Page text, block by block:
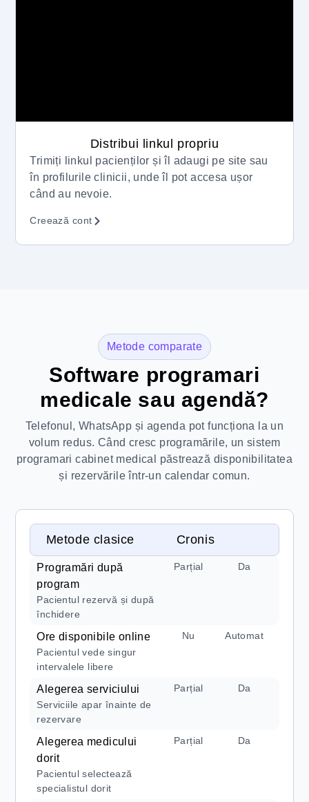
Distribui linkul propriu
Trimiți linkul pacienților și îl adaugi pe site sau
în profilurile clinicii, unde îl pot accesa ușor
când au nevoie.
Creează cont
Metode comparate
Software programari
medicale sau agendă?
Telefonul, WhatsApp și agenda pot funcționa la un
volum redus. Când cresc programările, un sistem
programari cabinet medical păstrează disponibilitatea
și rezervările într-un calendar comun.
Metode clasice Cronis
Programări după
program
Pacientul rezervă și după
închidere
Parțial Da
Ore disponibile online
Pacientul vede singur
intervalele libere
Nu Automat
Alegerea serviciului
Serviciile apar înainte de
rezervare
Parțial Da
Alegerea medicului
dorit
Pacientul selectează
specialistul dorit
Parțial Da